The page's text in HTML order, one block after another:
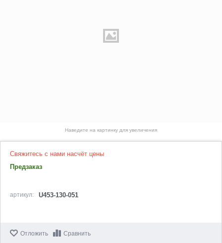
Наведите на картинку для увеличения
Свяжитесь с нами насчёт цены
Предзаказ
артикул: U453-130-051
Отложить Сравнить